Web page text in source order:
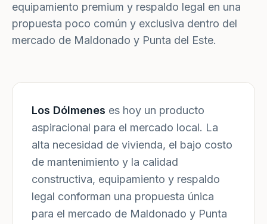
equipamiento premium y respaldo legal en una
propuesta poco común y exclusiva dentro del
mercado de Maldonado y Punta del Este.
Los Dólmenes es hoy un producto
aspiracional para el mercado local. La
alta necesidad de vivienda, el bajo costo
de mantenimiento y la calidad
constructiva, equipamiento y respaldo
legal conforman una propuesta única
para el mercado de Maldonado y Punta